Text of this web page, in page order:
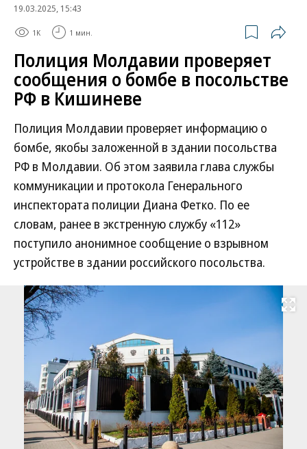
19.03.2025, 15:43
1K 1 мин.
Полиция Молдавии проверяет
сообщения о бомбе в посольстве
РФ в Кишиневе
Полиция Молдавии проверяет информацию о
бомбе, якобы заложенной в здании посольства
РФ в Молдавии. Об этом заявила глава службы
коммуникации и протокола Генерального
инспектората полиции Диана Фетко. По ее
словам, ранее в экстренную службу «112»
поступило анонимное сообщение о взрывном
устройстве в здании российского посольства.
Развернуть